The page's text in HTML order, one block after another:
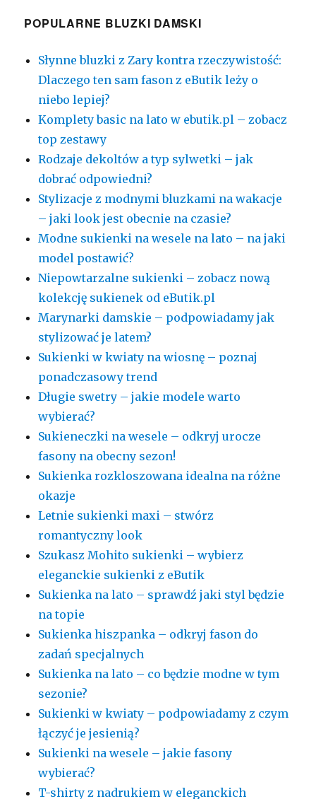
POPULARNE BLUZKI DAMSKI
Słynne bluzki z Zary kontra rzeczywistość:
Dlaczego ten sam fason z eButik leży o
niebo lepiej?
Komplety basic na lato w ebutik.pl – zobacz
top zestawy
Rodzaje dekoltów a typ sylwetki – jak
dobrać odpowiedni?
Stylizacje z modnymi bluzkami na wakacje
– jaki look jest obecnie na czasie?
Modne sukienki na wesele na lato – na jaki
model postawić?
Niepowtarzalne sukienki – zobacz nową
kolekcję sukienek od eButik.pl
Marynarki damskie – podpowiadamy jak
stylizować je latem?
Sukienki w kwiaty na wiosnę – poznaj
ponadczasowy trend
Długie swetry – jakie modele warto
wybierać?
Sukieneczki na wesele – odkryj urocze
fasony na obecny sezon!
Sukienka rozkloszowana idealna na różne
okazje
Letnie sukienki maxi – stwórz
romantyczny look
Szukasz Mohito sukienki – wybierz
eleganckie sukienki z eButik
Sukienka na lato – sprawdź jaki styl będzie
na topie
Sukienka hiszpanka – odkryj fason do
zadań specjalnych
Sukienka na lato – co będzie modne w tym
sezonie?
Sukienki w kwiaty – podpowiadamy z czym
łączyć je jesienią?
Sukienki na wesele – jakie fasony
wybierać?
T-shirty z nadrukiem w eleganckich